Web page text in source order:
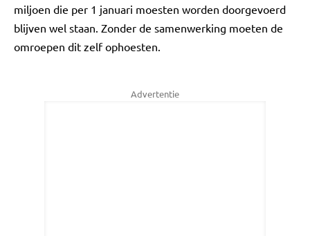
miljoen die per 1 januari moesten worden doorgevoerd
blijven wel staan. Zonder de samenwerking moeten de
omroepen dit zelf ophoesten.
Advertentie